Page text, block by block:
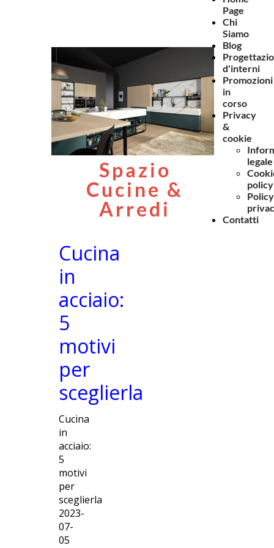
Cucina
in
acciaio:
5
motivi
per
sceglierla
Cucina
in
acciaio:
5
motivi
per
sceglierla
2023-
07-
05
Spazio
Cucine &
Arredi
Page
Chi
Siamo
Blog
d'interni
Promozioni
in
corso
Privacy
&
cookie
legale
policy
Policy
Contatti